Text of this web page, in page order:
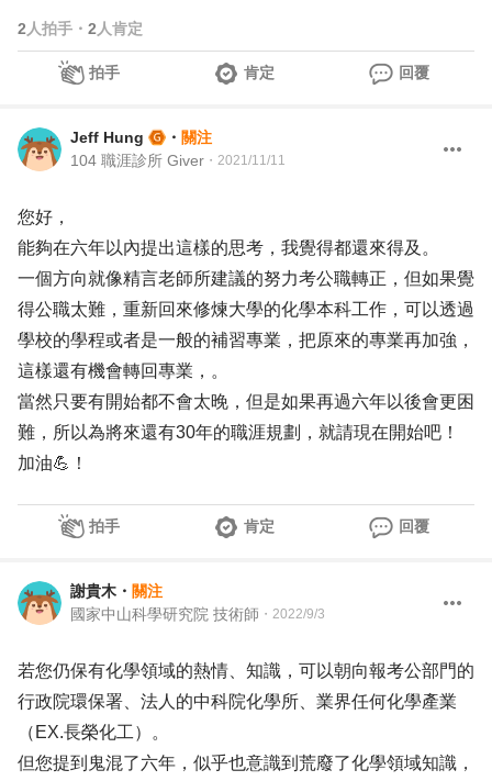
2 人拍手 ・ 2 人肯定
拍手 肯定 回覆
Jeff Hung ・ 關注
104 職涯診所 Giver ・ 2021/11/11
您好，
能夠在六年以內提出這樣的思考，我覺得都還來得及。
一個方向就像精言老師所建議的努力考公職轉正，但如果覺
得公職太難，重新回來修煉大學的化學本科工作，可以透過
學校的學程或者是一般的補習專業，把原來的專業再加強，
這樣還有機會轉回專業，。
當然只要有開始都不會太晚，但是如果再過六年以後會更困
難，所以為將來還有30年的職涯規劃，就請現在開始吧！
加油💪！
拍手 肯定 回覆
謝貴木 ・ 關注
國家中山科學研究院 技術師 ・ 2022/9/3
若您仍保有化學領域的熱情、知識，可以朝向報考公部門的
行政院環保署、法人的中科院化學所、業界任何化學產業
（EX.長榮化工）。
但您提到鬼混了六年，似乎也意識到荒廢了化學領域知識，